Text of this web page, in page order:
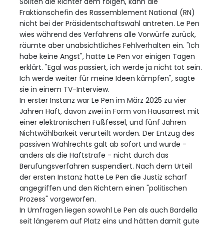
Fraktionschefin des Rassemblement National (RN)
nicht bei der Präsidentschaftswahl antreten. Le Pen
wies während des Verfahrens alle Vorwürfe zurück,
räumte aber unabsichtliches Fehlverhalten ein. "Ich
habe keine Angst", hatte Le Pen vor einigen Tagen
erklärt. "Egal was passiert, ich werde ja nicht tot sein.
Ich werde weiter für meine Ideen kämpfen", sagte
sie in einem TV-Interview.
In erster Instanz war Le Pen im März 2025 zu vier
Jahren Haft, davon zwei in Form von Hausarrest mit
einer elektronischen Fußfessel, und fünf Jahren
Nichtwählbarkeit verurteilt worden. Der Entzug des
passiven Wahlrechts galt ab sofort und wurde -
anders als die Haftstrafe - nicht durch das
Berufungsverfahren suspendiert. Nach dem Urteil
der ersten Instanz hatte Le Pen die Justiz scharf
angegriffen und den Richtern einen "politischen
Prozess" vorgeworfen.
In Umfragen liegen sowohl Le Pen als auch Bardella
seit längerem auf Platz eins und hätten damit gute